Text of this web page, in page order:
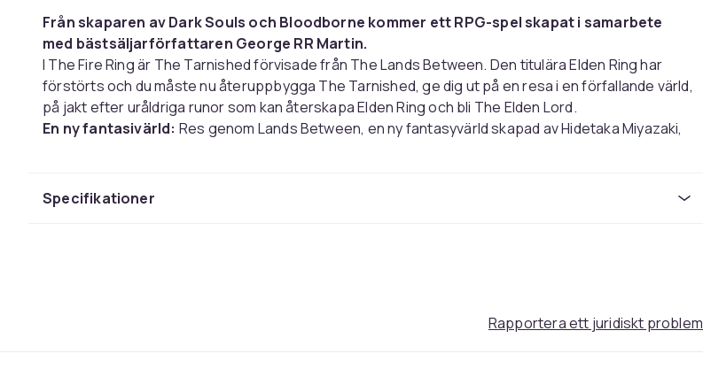
Från skaparen av Dark Souls och Bloodborne kommer ett RPG-spel skapat i samarbete
med bästsäljarförfattaren George RR Martin.
I The Fire Ring är The Tarnished förvisade från The Lands Between. Den titulära Elden Ring har
förstörts och du måste nu återuppbygga The Tarnished, ge dig ut på en resa i en förfallande värld,
på jakt efter uråldriga runor som kan återskapa Elden Ring och bli The Elden Lord.
En ny fantasivärld: Res genom Lands Between, en ny fantasyvärld skapad av Hidetaka Miyazaki,
Elden Ringens kraft. Möt motståndare med djupa bakgrunder, karaktärer med sina egna unika
motiv för att hjälpa eller hindra dina framsteg och fruktansvärda varelser.
platser i en skala som aldrig tidigare skådats i en FromSoftware-titel.
Specifikationer
Rapportera ett juridiskt problem